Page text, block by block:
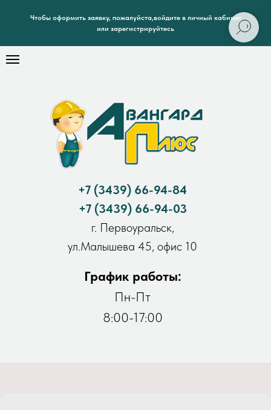
Чтобы оформить заявку, пожалуйста,войдите в личный кабинет
или зарегистрируйтесь
+7 (3439) 66-94-84
+7 (3439) 66-94-03
г. Первоуральск,
ул.Малышева 45, офис 10
График работы:
Пн-Пт
8:00-17:00